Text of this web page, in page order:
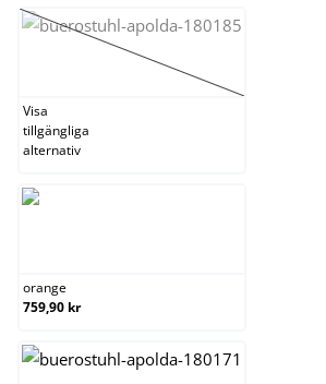
grön
(Det här alternativet är för
Visa
tillgängliga
alternativ
orange
759,90 kr